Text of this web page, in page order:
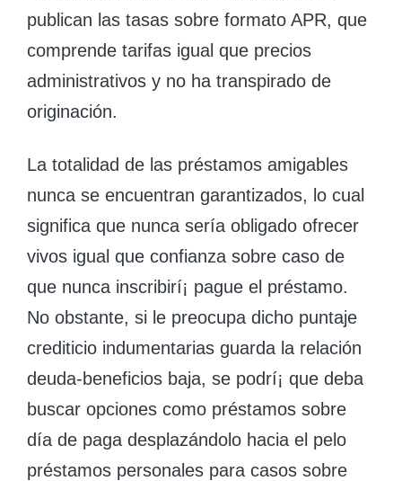
publican las tasas sobre formato APR, que
comprende tarifas igual que precios
administrativos y no ha transpirado de
originación.
La totalidad de las préstamos amigables
nunca se encuentran garantizados, lo cual
significa que nunca serí­a obligado ofrecer
vivos igual que confianza sobre caso de
que nunca inscribirí¡ pague el préstamo.
No obstante, si le preocupa dicho puntaje
crediticio indumentarias guarda la relación
deuda-beneficios baja, se podrí¡ que deba
buscar opciones como préstamos sobre
día de paga desplazándolo hacia el pelo
préstamos personales para casos sobre